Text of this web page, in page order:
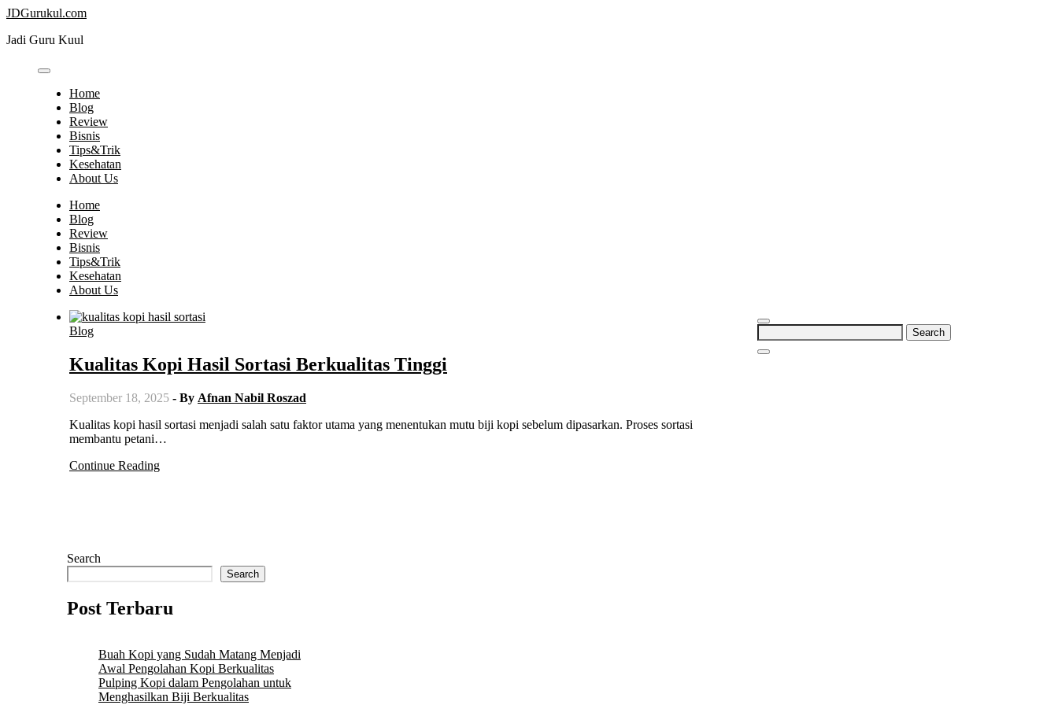
Skip
content
JDGurukul.com
Jadi Guru Kuul
Home
Blog
Review
Bisnis
Tips&Trik
Kesehatan
About Us
Home
Blog
Review
Bisnis
Tips&Trik
Kesehatan
About Us
Search
for:
Blog
Kualitas Kopi Hasil Sortasi Berkualitas Tinggi
September 18, 2025 - By Afnan Nabil Roszad
Kualitas kopi hasil sortasi menjadi salah satu faktor utama yang menentukan mutu biji kopi sebelum dipasarkan. Proses sortasi
membantu petani…
Continue Reading
Search
Search
Post Terbaru
Buah Kopi yang Sudah Matang Menjadi
Awal Pengolahan Kopi Berkualitas
Pulping Kopi dalam Pengolahan untuk
Menghasilkan Biji Berkualitas